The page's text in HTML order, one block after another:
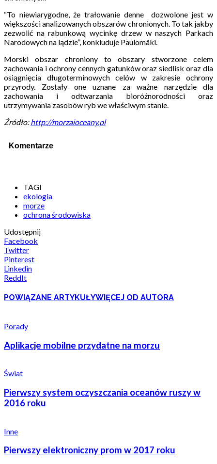
“To niewiarygodne, że trałowanie denne dozwolone jest w
większości analizowanych obszarów chronionych. To tak jakby
zezwolić na rabunkową wycinkę drzew w naszych Parkach
Narodowych na lądzie”, konkluduje Paulomäki.
Morski obszar chroniony to obszary stworzone celem
zachowania i ochrony cennych gatunków oraz siedlisk oraz dla
osiągnięcia długoterminowych celów w zakresie ochrony
przyrody. Zostały one uznane za ważne narzędzie dla
zachowania i odtwarzania bioróżnorodności oraz
utrzymywania zasobów ryb we właściwym stanie.
Źródło:http://morzaioceany.pl
Komentarze
TAGI
ekologia
morze
ochrona środowiska
Udostępnij
Facebook
Twitter
Pinterest
Linkedin
ReddIt
POWIĄZANE ARTYKUŁYWIĘCEJ OD AUTORA
Porady
Aplikacje mobilne przydatne na morzu
Świat
Pierwszy system oczyszczania oceanów ruszy w
2016 roku
Inne
Pierwszy elektroniczny prom w 2017 roku